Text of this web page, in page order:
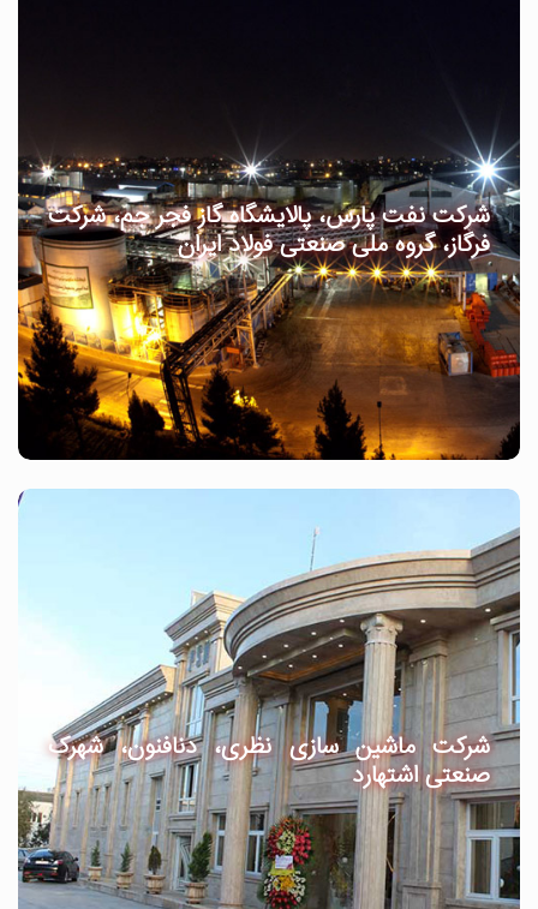
شرکت نفت پارس، پالایشگاه گاز فجر جم، شرکت
فرگاز، گروه ملی صنعتی فولاد ایران
شرکت ماشین سازی نظری، دنافنون، شهرک
صنعتی اشتهارد